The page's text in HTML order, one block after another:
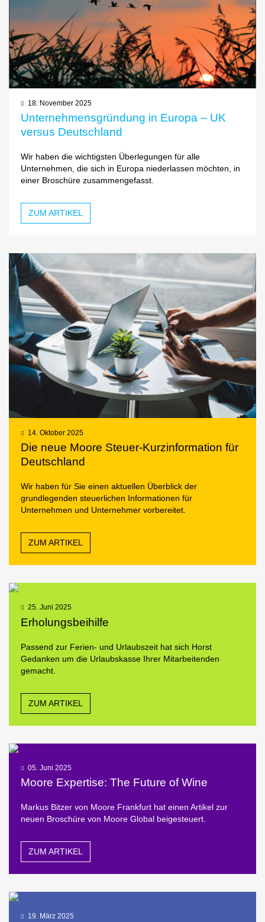
18. November 2025
Unternehmensgründung in Europa – UK
versus Deutschland
Wir haben die wichtigsten Überlegungen für alle
Unternehmen, die sich in Europa niederlassen möchten, in
einer Broschüre zusammengefasst.
ZUM ARTIKEL
14. Oktober 2025
Die neue Moore Steuer-Kurzinformation für
Deutschland
Wir haben für Sie einen aktuellen Überblick der
grundlegenden steuerlichen Informationen für
Unternehmen und Unternehmer vorbereitet.
ZUM ARTIKEL
25. Juni 2025
Erholungsbeihilfe
Passend zur Ferien- und Urlaubszeit hat sich Horst
Gedanken um die Urlaubskasse Ihrer Mitarbeitenden
gemacht.
ZUM ARTIKEL
05. Juni 2025
Moore Expertise: The Future of Wine
Markus Bitzer von Moore Frankfurt hat einen Artikel zur
neuen Broschüre von Moore Global beigesteuert.
ZUM ARTIKEL
19. März 2025